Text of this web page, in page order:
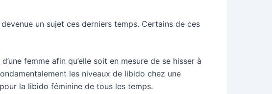
un sujet ces derniers temps. Certains de ces
femme afin qu’elle soit en mesure de se hisser à
les niveaux de libido chez une
la libido féminine de tous les temps.